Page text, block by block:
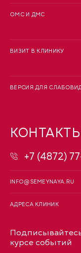
ОМС И ДМС
ВИЗИТ В КЛИНИКУ
ВЕРСИЯ ДЛЯ
+7 (4872)
INFO@SEMEYNAYA.RU
АДРЕСА КЛИНИК
курсе событий